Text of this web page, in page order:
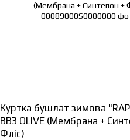
Куртка бушлат зимова
ВВЗ OLIVE (Мембрана +
Фліс)